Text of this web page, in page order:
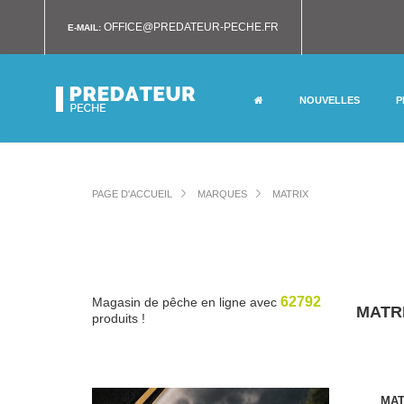
E-MAIL: OFFICE@PREDATEUR-PECHE.FR
NOUVELLES
PAGE D'ACCUEIL MARQUES MATRIX
Magasin de pêche en ligne avec 62792
produits !